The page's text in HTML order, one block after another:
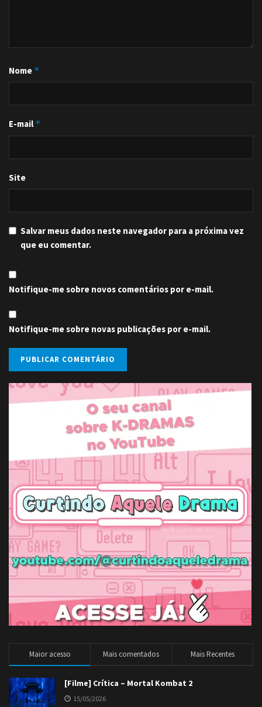
Nome *
E-mail *
Site
Salvar meus dados neste navegador para a próxima vez
que eu comentar.
Notifique-me sobre novos comentários por e-mail.
Notifique-me sobre novas publicações por e-mail.
Maior acesso Mais comentados Mais Recentes
[Filme] Crítica – Mortal Kombat 2
15/05/2026